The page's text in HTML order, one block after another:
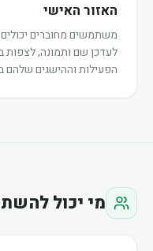
האזור האישי
משתמשים מחוברים
לעדכן שם ותמונה,
הפעילות וההישגים שלהם
מי יכול